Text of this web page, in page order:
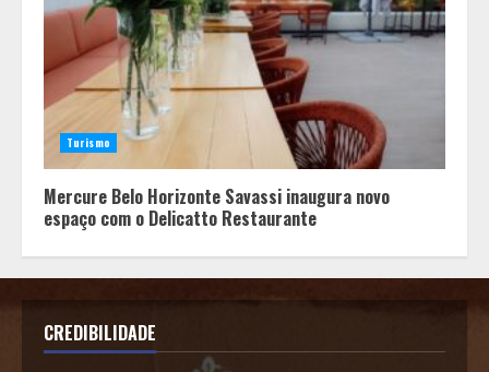
Turismo
Mercure Belo Horizonte Savassi inaugura novo
espaço com o Delicatto Restaurante
CREDIBILIDADE